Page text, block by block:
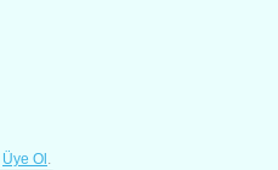
Üye Ol .